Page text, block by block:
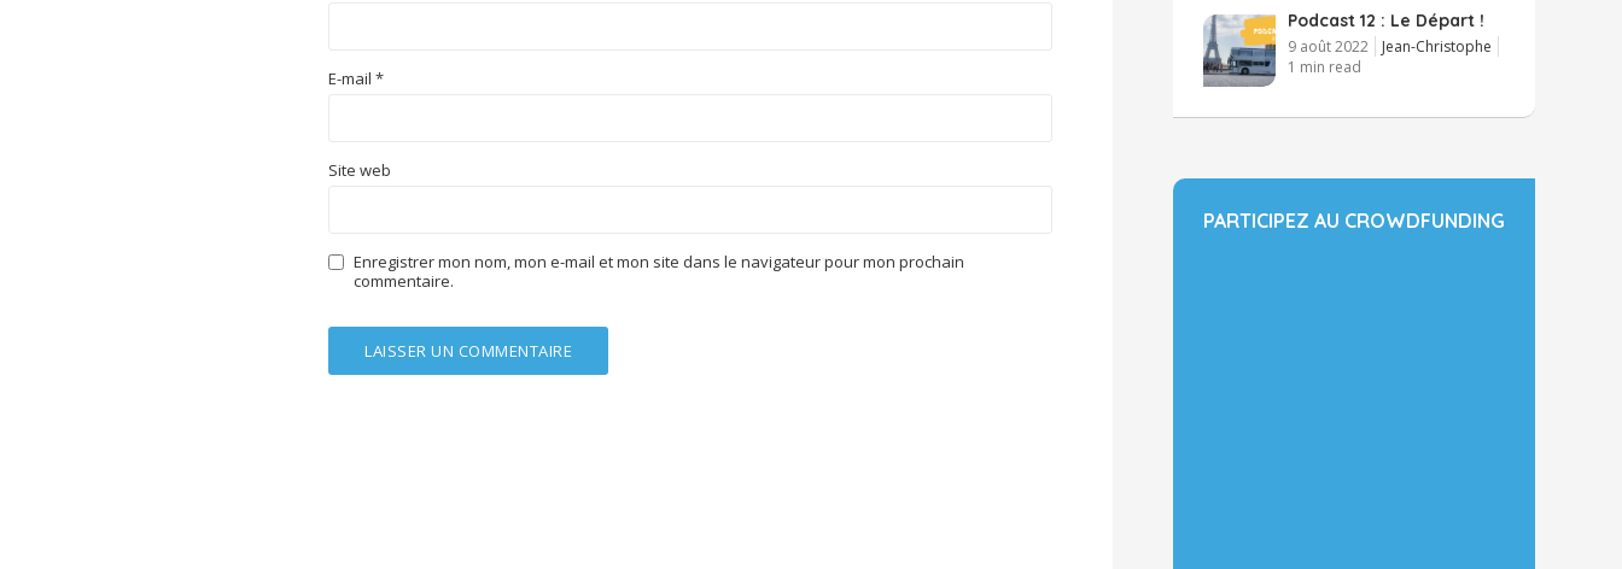
E-mail *
Site web
Enregistrer mon nom, mon e-mail et mon site dans le navigateur pour mon prochain
commentaire.
Podcast 12 : Le Départ !
9 août 2022
Jean-Christophe
1 min read
PARTICIPEZ AU CROWDFUNDING